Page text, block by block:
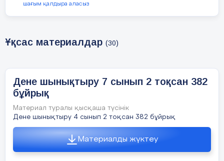
шағым қалдыра аласыз
Ұқсас материалдар (30)
Дене шынықтыру 7 сынып 2 тоқсан 382
бұйрық
Материал туралы қысқаша түсінік
Дене шынықтыру 4 сынып 2 тоқсан 382 бұйрық
Материалды жүктеу